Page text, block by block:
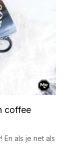
coffee
En als je net als